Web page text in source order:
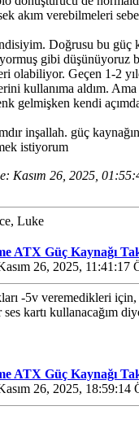
akım verebilmeleri
Doğrusu bu güç
gibi düşünüyoruz
olabiliyor. Geçen 1-2
kullanıma aldım.
gelmişken kendi
inşallah. güç
istiyorum
Kasım 26, 2025,
Luke
ATX Güç Kaynağı
26, 2025, 11:41:17
-5v veremedikleri
kartı kullanacağım
ATX Güç Kaynağı
26, 2025, 18:59:14